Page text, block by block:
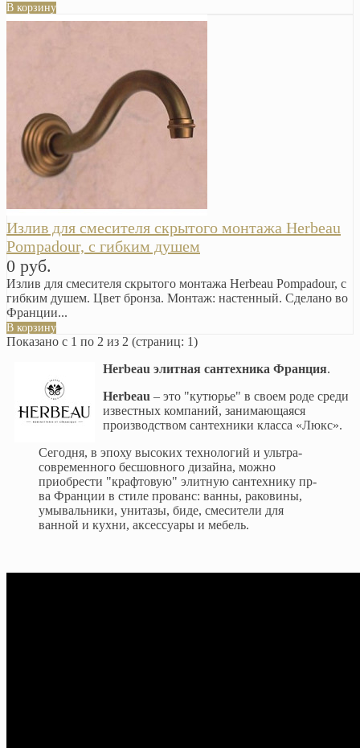
В корзину
Излив для смесителя скрытого монтажа Herbeau
Pompadour, с гибким душем
0 руб.
Излив для смесителя скрытого монтажа Herbeau Pompadour, с
гибким душем. Цвет бронза. Монтаж: настенный. Сделано во
Франции...
В корзину
Показано с 1 по 2 из 2 (страниц: 1)
Herbeau элитная сантехника Франция.
Herbeau – это "кутюрье" в своем роде среди
известных компаний, занимающаяся
производством сантехники класса «Люкс».
Сегодня, в эпоху высоких технологий и ультра-
современного бесшовного дизайна, можно
приобрести "крафтовую" элитную сантехнику пр-
ва Франции в стиле прованс: ванны, раковины,
умывальники, унитазы, биде, смесители для
ванной и кухни, аксессуары и мебель.